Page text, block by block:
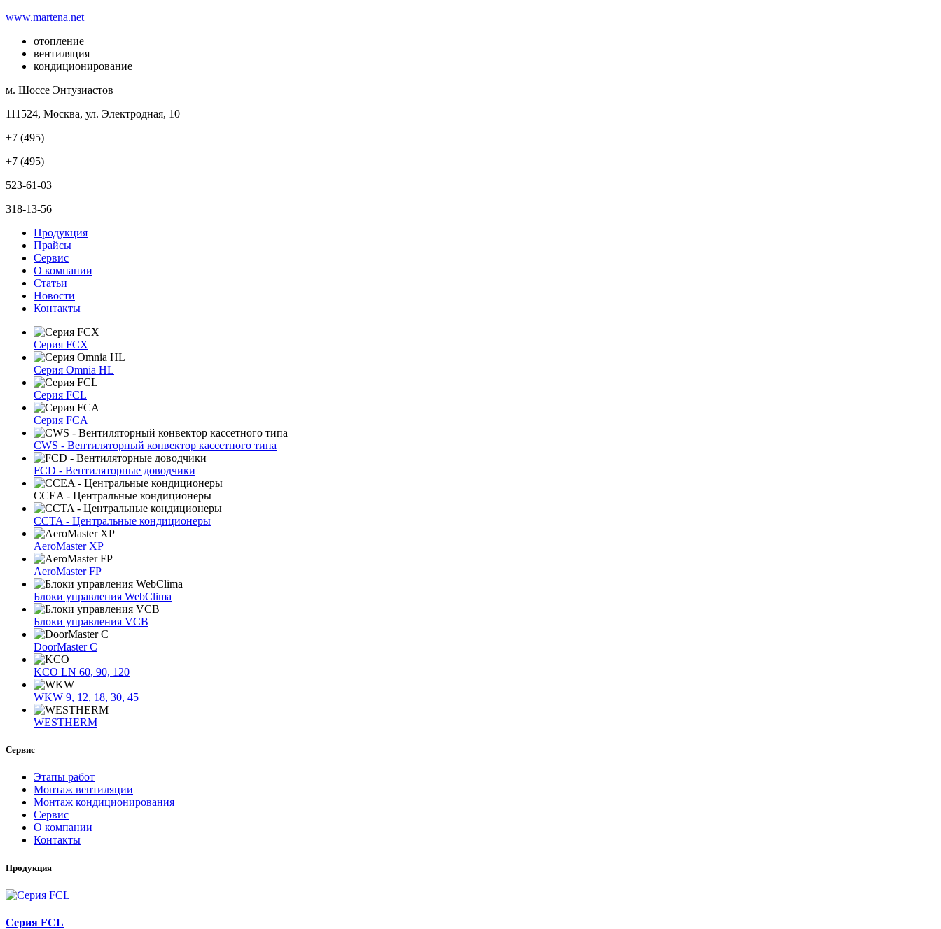
www.martena.net
отопление
вентиляция
кондиционирование
м. Шоссе Энтузиастов
111524, Москва, ул. Электродная, 10
+7 (495)
+7 (495)
523-61-03
318-13-56
Продукция
Прайсы
Сервис
О компании
Статьи
Новости
Контакты
Серия FCX
Серия Omnia HL
Серия FCL
Серия FCA
CWS - Вентиляторный конвектор кассетного типа
FCD - Вентиляторные доводчики
CCEA - Центральные кондиционеры
CCTA - Центральные кондиционеры
AeroMaster XP
AeroMaster FP
Блоки упрaвлeния WebClima
Блоки упрaвлeния VCB
DoorMaster C
KCO LN 60, 90, 120
WKW 9, 12, 18, 30, 45
WESTHERM
Сервис
Этапы работ
Монтаж вентиляции
Монтаж кондиционирования
Сервис
О компании
Контакты
Продукция
Серия FCL